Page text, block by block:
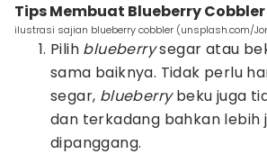
Tips Membuat Blueberry Cobbler
ilustrasi sajian blueberry cobbler (unsplash.com/
Pilih blueberrysegar atau
sama baiknya. Tidak perlu
segar, blueberrybeku juga
dan terkadang bahkan lebih
dipanggang.